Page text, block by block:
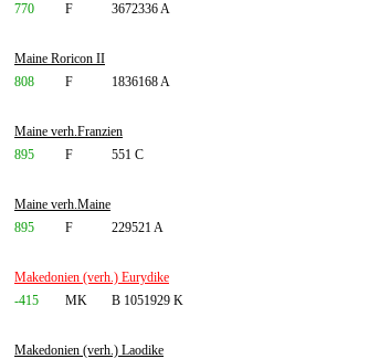
770
F 3672336 A
Maine Roricon II
808
F 1836168 A
Maine verh.Franzien
895
F 551 C
Maine verh.Maine
895
F 229521 A
Makedonien (verh.) Eurydike
-415
MK B 1051929 K
Makedonien (verh.) Laodike